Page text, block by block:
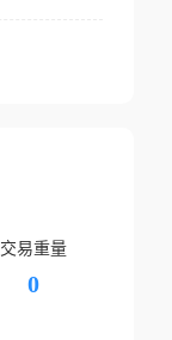
交易重量
0